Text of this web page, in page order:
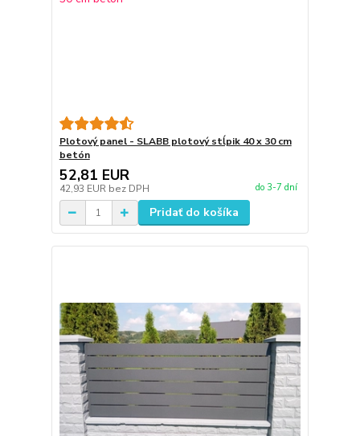
Plotový panel - SLABB plotový stĺpik 40 x 30 cm
betón
52,81 EUR
42,93 EUR bez DPH do 3-7 dní
Pridať do košíka